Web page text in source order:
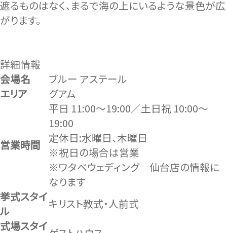
遮るものはなく、まるで海の上にいるような景色が広
がります。
詳細情報
会場名
ブルー アステール
エリア
グアム
営業時間
平日 11:00～19:00／土日祝 10:00～
19:00
定休日:水曜日、木曜日
※祝日の場合は営業
※ワタベウェディング 仙台店の情報に
なります
挙式スタイ
ル
キリスト教式・人前式
式場スタイ